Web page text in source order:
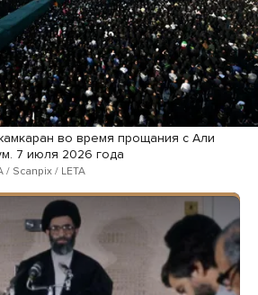
во время прощания с Али
7 июля 2026 года
/ Scanpix / LETA